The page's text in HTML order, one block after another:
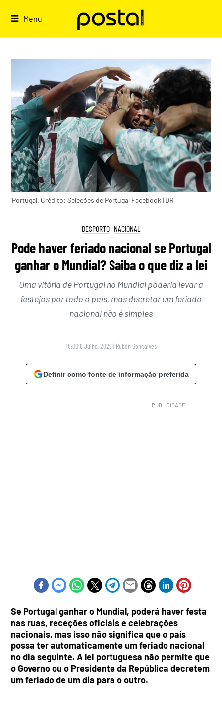
Menu
Portugal. Crédito: Seleções de Portugal Facebook | DR
DESPORTO, NACIONAL
Pode haver feriado nacional se Portugal
ganhar o Mundial? Saiba o que diz a lei
Uma vitória de Portugal no Mundial poderia levar a
festejos por todo o país, mas decretar um feriado
nacional não é simples
18:00 6 Julho, 2026 | Rubén Gonçalves
Definir como fonte de informação preferida
Se Portugal ganhar o Mundial, poderá haver festa
nas ruas, receções oficiais e celebrações
nacionais, mas isso não significa que o país
possa ter automaticamente um feriado nacional
no dia seguinte. A lei portuguesa não permite que
o Governo ou o Presidente da República decretem
um feriado de um dia para o outro.